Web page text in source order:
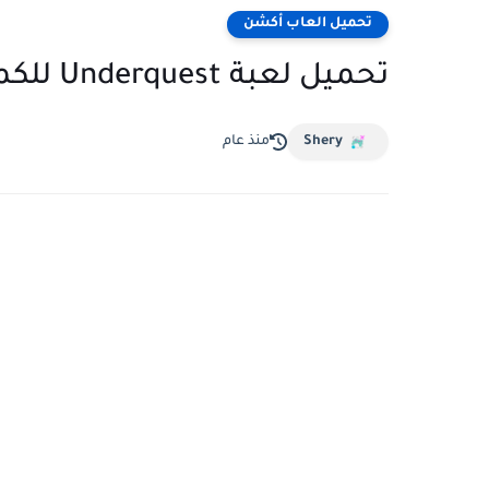
تحميل العاب أكشن
تحميل لعبة Underquest للكمبيوتر مجانا من ميديا فاير
Shery منذ عام